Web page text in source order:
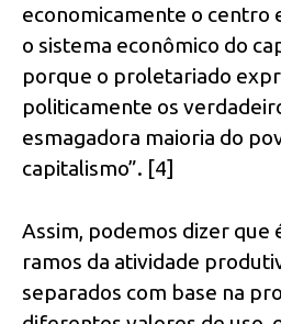
economicamente o centro
o sistema econômico do
porque o proletariado
politicamente os
esmagadora maioria do
capitalismo”. [4]
Assim, podemos dizer que
ramos da atividade
separados com base na